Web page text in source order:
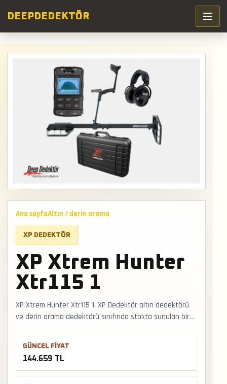
DEEP DEDEKTÖR
Ana sayfaAltın / derin arama
XP DEDEKTÖR
XP Xtrem Hunter
Xtr115 1
XP Xtrem Hunter Xtr115 1, XP Dedektör altın dedektörü
ve derin arama dedektörü sınıfında stokta sunulan bir
senaryolarında bobin ölçüsü, zemin dengesi ve sinyal
kargo ve mağazadan teslimat desteğiyle satış ve
teslimat desteği hızlıca alınabilir.
GÜNCEL FIYAT
144.659 TL